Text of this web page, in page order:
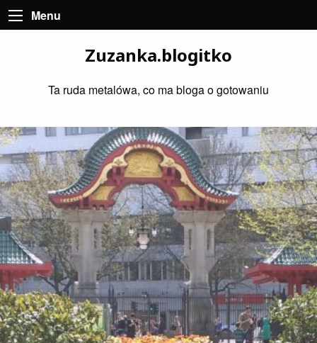
Menu
Zuzanka.blogitko
Ta ruda metalówa, co ma bloga o gotowaniu